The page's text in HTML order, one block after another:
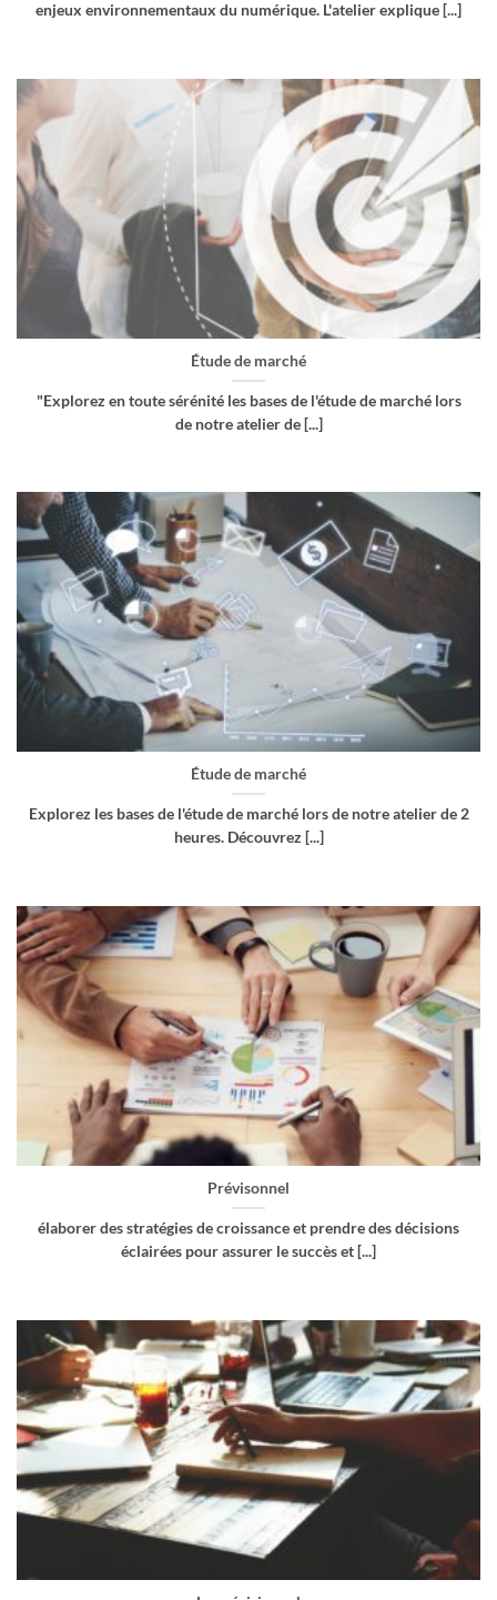
enjeux environnementaux du numérique. L'atelier explique [...]
Étude de marché
"Explorez en toute sérénité les bases de l'étude de marché lors
de notre atelier de [...]
Étude de marché
Explorez les bases de l'étude de marché lors de notre atelier de 2
heures. Découvrez [...]
Prévisonnel
élaborer des stratégies de croissance et prendre des décisions
éclairées pour assurer le succès et [...]